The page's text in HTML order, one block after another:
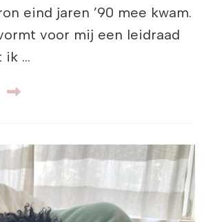
eind jaren ’90 mee kwam.
voor mij een leidraad
ik …